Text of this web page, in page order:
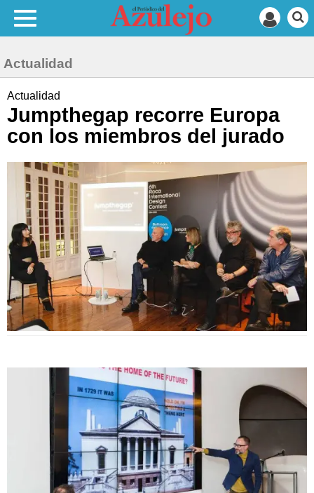
Actualidad
Actualidad
Jumpthegap recorre Europa
con los miembros del jurado